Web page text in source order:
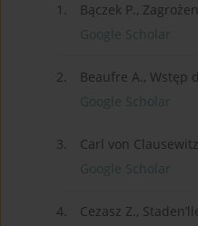
1.
Bączek P.,
Google Scholar
2.
Beaufre A., Wstęp
Google Scholar
3.
Carl von
Google Scholar
4.
Cezasz Z.,